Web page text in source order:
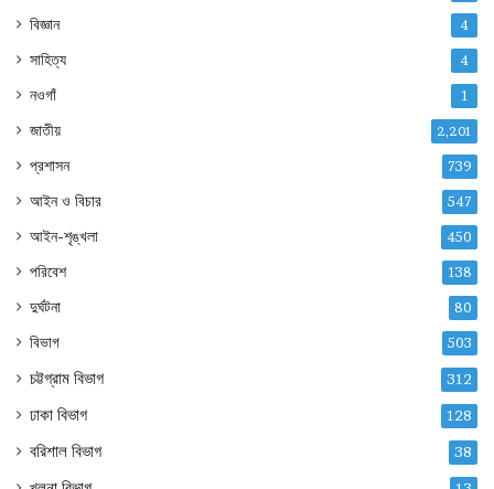
বিজ্ঞান 4
সাহিত্য 4
নওগাঁ 1
জাতীয় 2,201
প্রশাসন 739
আইন ও বিচার 547
আইন-শৃঙ্খলা 450
পরিবেশ 138
দুর্ঘটনা 80
বিভাগ 503
চট্টগ্রাম বিভাগ 312
ঢাকা বিভাগ 128
বরিশাল বিভাগ 38